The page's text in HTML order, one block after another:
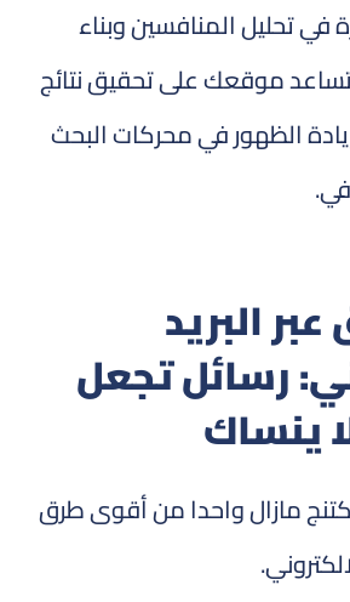
في تحليل المنافسين وبناء
تساعد موقعك على تحقيق نتائج
الظهور في محركات البحث
البريد
رسائل تجعل
ينساك
مازال واحدا من أقوى طرق